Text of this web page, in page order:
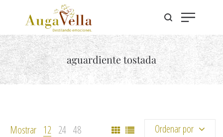
aguardiente tostada
Mostrar 12 24 48 Ordenar por